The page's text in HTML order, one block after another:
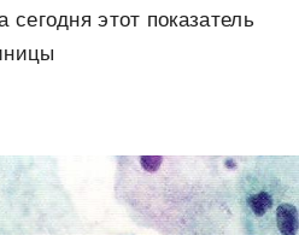
сегодня этот показатель